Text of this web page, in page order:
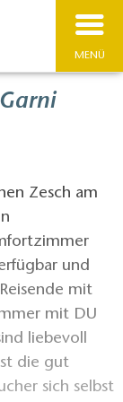
MENÜ
Zesch am
und
mit
mit DU
liebevoll
die gut
sich selbst